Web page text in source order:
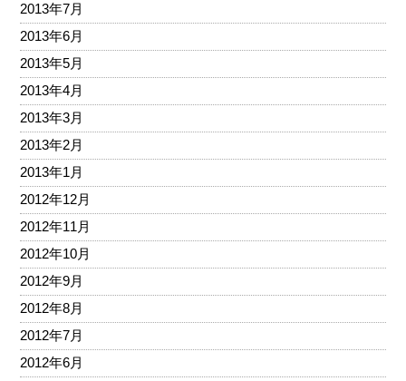
2013年7月
2013年6月
2013年5月
2013年4月
2013年3月
2013年2月
2013年1月
2012年12月
2012年11月
2012年10月
2012年9月
2012年8月
2012年7月
2012年6月